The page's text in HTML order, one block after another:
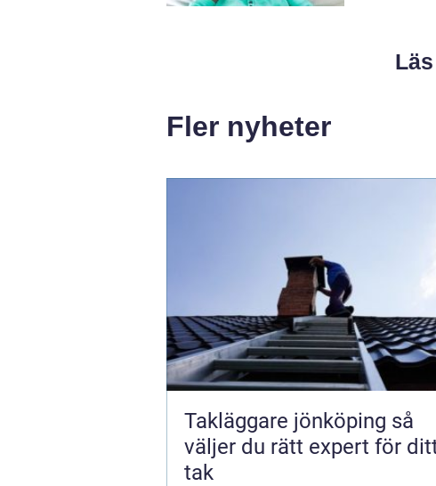
Fler nyheter
Takläggare jönköping så
väljer du rätt expert för
tak